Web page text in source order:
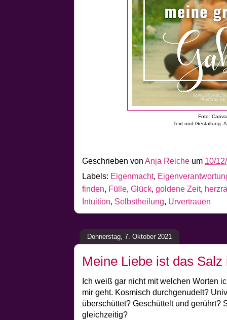
Foto: Canva
Text und Gestaltung:
Geschrieben von Anja Reiche um 10/
Labels: Eigenmacht,
finden, Fülle, Glück, goldene Zeit,
Intuition, Selbstheilung, Urvertrauen
Donnerstag, 7. Oktober 2021
Meine Liebe ist das Salz
Ich weiß gar nicht mit welchen Worten
mir geht. Kosmisch durchgenudelt?
überschüttet? Geschüttelt und gerührt?
gleichzeitig?